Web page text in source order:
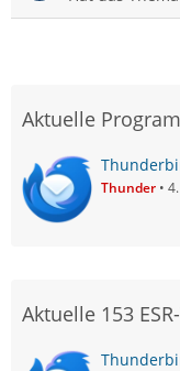
Aktuelle
Thunder
Aktuelle 153